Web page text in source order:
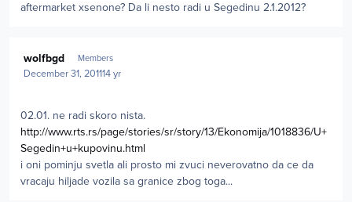
aftermarket xsenone? Da li nesto radi u Segedinu 2.1.2012?
wolfbgd Members
December 31, 201114 yr
02.01. ne radi skoro nista.
http://www.rts.rs/page/stories/sr/story/13/Ekonomija/1018836/U+
Segedin+u+kupovinu.html
i oni pominju svetla ali prosto mi zvuci neverovatno da ce da
vracaju hiljade vozila sa granice zbog toga...